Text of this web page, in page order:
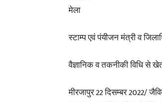
मेला
स्टाम्प एवं पंयीजन मंत्री व
वैज्ञानिक व तकनीकी विधि से
मीरजापुर 22 दिसम्बर 2022/